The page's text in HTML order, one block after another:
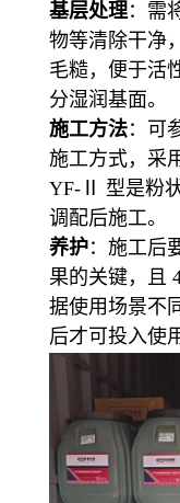
基层处理：需
物等清除干净
毛糙，便于活
分湿润基面。
施工方法：可
施工方式，采
YF-Ⅱ 型是粉
调配后施工。
养护：施工后
果的关键，且
据使用场景不
后才可投入使